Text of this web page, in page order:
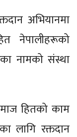
अभियानमा
नेपालीहरूको
नामको संस्था
हितको काम
लागि रक्तदान